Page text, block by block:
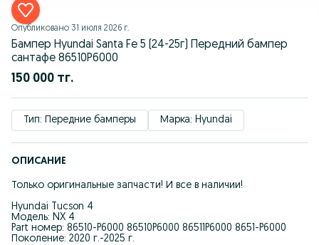
Опубликовано 31 июля 2026 г.
Бампер Hyundai Santa Fe 5 (24-25г) Передний бампер
сантафе 86510P6000
150 000 тг.
Тип: Передние бамперы Марка: Hyundai
ОПИСАНИЕ
Только оригинальные запчасти! И все в наличии!
Hyundai Tucson 4
Модель: NX 4
Part номер: 86510-P6000 86510P6000 86511P6000 8651-P6000
Поколение: 2020 г.-2025 г.